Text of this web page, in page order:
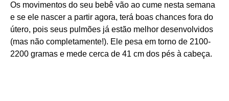
Os movimentos do seu bebê vão ao cume nesta semana
e se ele nascer a partir agora, terá boas chances fora do
útero, pois seus pulmões já estão melhor desenvolvidos
(mas não completamente!). Ele pesa em torno de 2100-
2200 gramas e mede cerca de 41 cm dos pés à cabeça.